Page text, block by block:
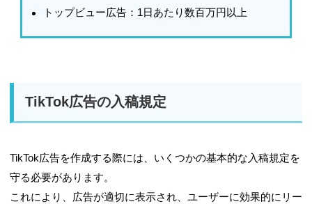
トップビュー広告 ：1日あたり数百万円以上
TikTok広告の入稿規定
TikTok広告を作成する際には、いくつかの基本的な入稿規定を
守る必要があります。
これにより、広告が適切に表示され、ユーザーに効果的にリー